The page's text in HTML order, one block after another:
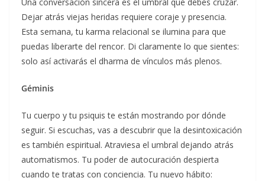
Dejar atrás viejas heridas requiere coraje y presencia.
Esta semana, tu karma relacional se ilumina para que
puedas liberarte del rencor. Di claramente lo que sientes:
solo así activarás el dharma de vínculos más plenos.
Géminis
Tu cuerpo y tu psiquis te están mostrando por dónde
seguir. Si escuchas, vas a descubrir que la desintoxicación
es también espiritual. Atraviesa el umbral dejando atrás
automatismos. Tu poder de autocuración despierta
cuando te tratas con conciencia. Tu nuevo hábito: